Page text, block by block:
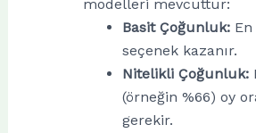
modelleri mevcuttur:
Basit Çoğunluk:En
seçenek kazanır.
Nitelikli Çoğunluk:
(örneğin %66) oy
gerekir.